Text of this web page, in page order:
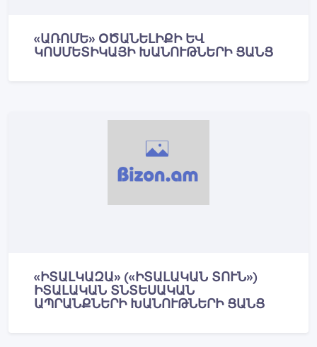
«ԱՌՈՄԵ» ՕԾԱՆԵԼԻՔԻ ԵՎ
ԿՈՍՄԵՏԻԿԱՅԻ ԽԱՆՈՒԹՆԵՐԻ ՑԱՆՑ
«ԻՏԱԼԿԱԶԱ» («ԻՏԱԼԱԿԱՆ ՏՈՒՆ»)
ԻՏԱԼԱԿԱՆ ՏՆՏԵՍԱԿԱՆ
ԱՊՐԱՆՔՆԵՐԻ ԽԱՆՈՒԹՆԵՐԻ ՑԱՆՑ